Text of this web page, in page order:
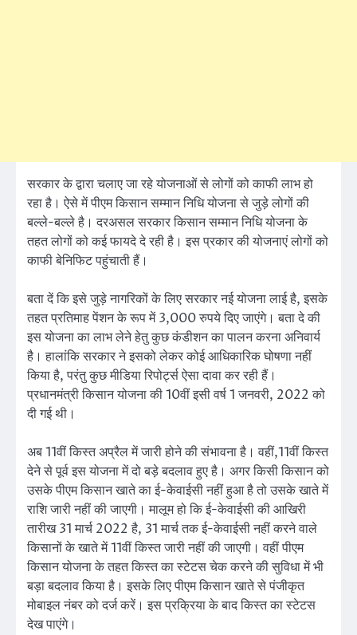
सरकार के द्वारा चलाए जा रहे योजनाओं से लोगों को काफी लाभ हो
रहा है। ऐसे में पीएम किसान सम्मान निधि योजना से जुड़े लोगों की
बल्ले-बल्ले है। दरअसल सरकार किसान सम्मान निधि योजना के
तहत लोगों को कई फायदे दे रही है। इस प्रकार की योजनाएं लोगों को
काफी बेनिफिट पहुंचाती हैं।
बता दें कि इसे जुड़े नागरिकों के लिए सरकार नई योजना लाई है, इसके
तहत प्रतिमाह पेंशन के रूप में 3,000 रुपये दिए जाएंगे। बता दे की
इस योजना का लाभ लेने हेतु कुछ कंडीशन का पालन करना अनिवार्य
है। हालांकि सरकार ने इसको लेकर कोई आधिकारिक घोषणा नहीं
किया है, परंतु कुछ मीडिया रिपोर्ट्स ऐसा दावा कर रही हैं।
प्रधानमंत्री किसान योजना की 10वीं इसी वर्ष 1 जनवरी, 2022 को
दी गई थी।
अब 11वीं किस्त अप्रैल में जारी होने की संभावना है। वहीं,11वीं किस्त
देने से पूर्व इस योजना में दो बड़े बदलाव हुए है। अगर किसी किसान को
उसके पीएम किसान खाते का ई-केवाईसी नहीं हुआ है तो उसके खाते में
राशि जारी नहीं की जाएगी। मालूम हो कि ई-केवाईसी की आखिरी
तारीख 31 मार्च 2022 है, 31 मार्च तक ई-केवाईसी नहीं करने वाले
किसानों के खाते में 11वीं किस्त जारी नहीं की जाएगी। वहीं पीएम
किसान योजना के तहत किस्त का स्टेटस चेक करने की सुविधा में भी
बड़ा बदलाव किया है। इसके लिए पीएम किसान खाते से पंजीकृत
मोबाइल नंबर को दर्ज करें। इस प्रक्रिया के बाद किस्त का स्टेटस
देख पाएंगे।